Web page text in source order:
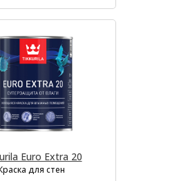
Euro Extra 20
для стен